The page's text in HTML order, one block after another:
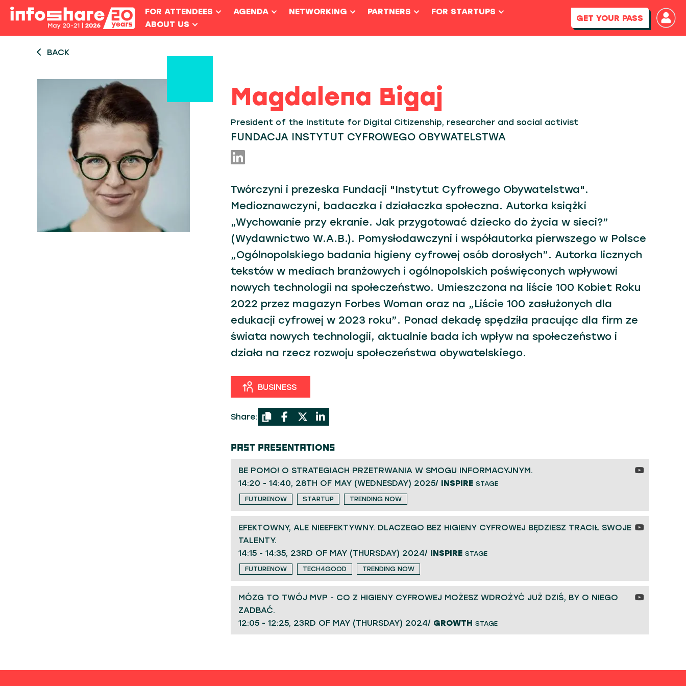
FOR ATTENDEES AGENDA NETWORKING PARTNERS
FOR STARTUPS
ABOUT US
GET YOUR PASS
BACK
Magdalena Bigaj
President of the Institute for Digital Citizenship, researcher and social activist
FUNDACJA INSTYTUT CYFROWEGO OBYWATELSTWA
Twórczyni i prezeska Fundacji "Instytut Cyfrowego Obywatelstwa".
Medioznawczyni, badaczka i działaczka społeczna. Autorka książki
„Wychowanie przy ekranie. Jak przygotować dziecko do życia w sieci?”
(Wydawnictwo W.A.B.). Pomysłodawczyni i współautorka pierwszego w Polsce
„Ogólnopolskiego badania higieny cyfrowej osób dorosłych”. Autorka licznych
tekstów w mediach branżowych i ogólnopolskich poświęconych wpływowi
nowych technologii na społeczeństwo. Umieszczona na liście 100 Kobiet Roku
2022 przez magazyn Forbes Woman oraz na „Liście 100 zasłużonych dla
edukacji cyfrowej w 2023 roku”. Ponad dekadę spędziła pracując dla firm ze
świata nowych technologii, aktualnie bada ich wpływ na społeczeństwo i
działa na rzecz rozwoju społeczeństwa obywatelskiego.
BUSINESS
Share:
PAST PRESENTATIONS
BE POMO! O STRATEGIACH PRZETRWANIA W SMOGU INFORMACYJNYM.
14:20 - 14:40, 28TH OF MAY (WEDNESDAY) 2025/ INSPIRE STAGE
FUTURENOW
STARTUP TRENDING NOW
EFEKTOWNY, ALE NIEEFEKTYWNY. DLACZEGO BEZ HIGIENY CYFROWEJ BĘDZIESZ TRACIŁ SWOJE
TALENTY.
14:15 - 14:35, 23RD OF MAY (THURSDAY) 2024/ INSPIRE STAGE
FUTURENOW
TECH4GOOD TRENDING NOW
MÓZG TO TWÓJ MVP - CO Z HIGIENY CYFROWEJ MOŻESZ WDROŻYĆ JUŻ DZIŚ, BY O NIEGO
ZADBAĆ.
12:05 - 12:25, 23RD OF MAY (THURSDAY) 2024/ GROWTH STAGE